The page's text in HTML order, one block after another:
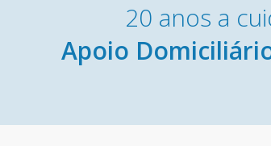
20 anos a
Apoio